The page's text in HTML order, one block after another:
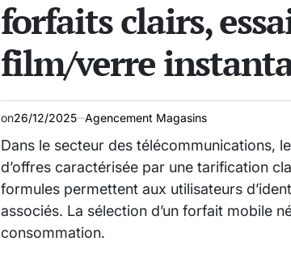
forfaits clairs,
film/verre
on26/12/2025 Agencement Magasins
Dans le secteur des télécommunications,
d’offres caractérisée par une tarification
formules permettent aux utilisateurs
associés. La sélection d’un forfait mobile
consommation.